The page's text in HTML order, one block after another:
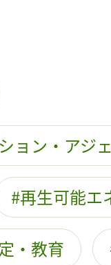
ョン・アジ
再生可能エ
・教育